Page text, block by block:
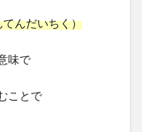
んだいちく）
味で
ことで